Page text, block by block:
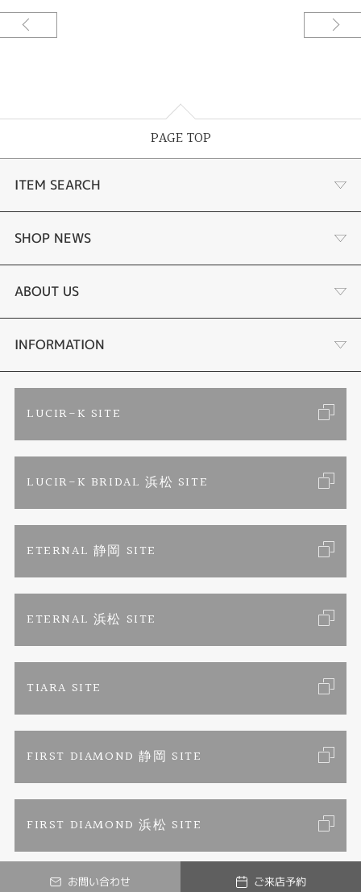
お問い合わせ ご来店予約
PAGE TOP
ITEM SEARCH
婚約指輪
結婚指輪
セットリング
エタニティリング
婚約ネックレス
真珠ネックレス
SHOP NEWS
商品一覧
ブランドリスト
トピックス
リフォーム
ABOUT US
店舗情報・会社概要
お問い合わせ
INFORMATION
特定商取引に関する表記
LUCIR-K SITE
LUCIR-K BRIDAL 浜松 SITE
ETERNAL 静岡 SITE
ETERNAL 浜松 SITE
TIARA SITE
FIRST DIAMOND 静岡 SITE
FIRST DIAMOND 浜松 SITE
© LUCIR-K ONLINE JEWELRY SHOP